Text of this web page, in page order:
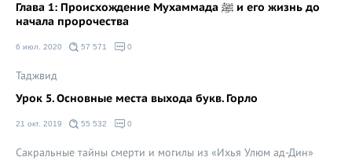
Глава 1: Происхождение Мухаммада ﷺ и его жизнь до
начала пророчества
6 июл. 2020 57 571 0
Таджвид
Урок 5. Основные места выхода букв. Горло
21 окт. 2019 55 532 0
Сакральные тайны смерти и могилы из «Ихья Улюм ад-Дин»